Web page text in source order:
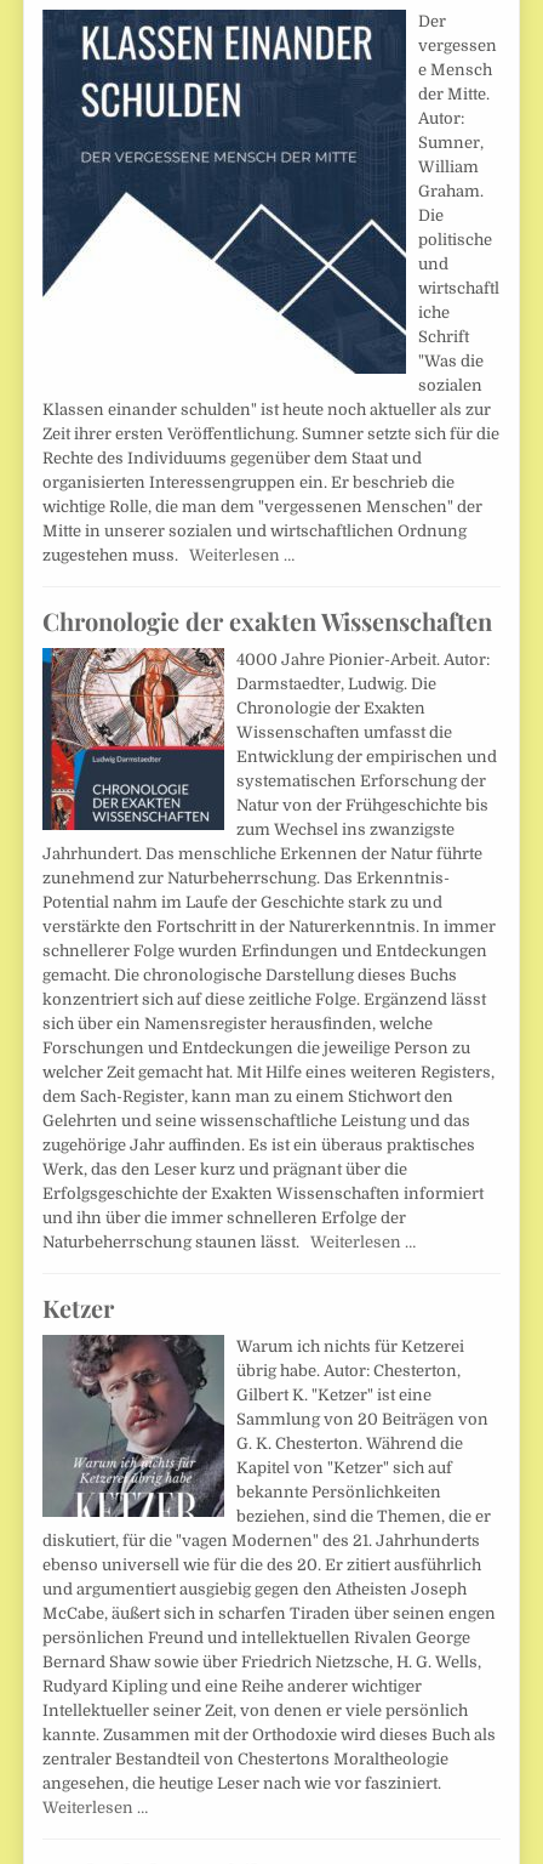
Der
vergessen
e Mensch
der Mitte.
Autor:
Sumner,
William
Graham.
Die
politische
und
wirtschaftl
iche
Schrift
"Was die
sozialen
Klassen einander schulden" ist heute noch aktueller als zur
Zeit ihrer ersten Veröffentlichung. Sumner setzte sich für die
Rechte des Individuums gegenüber dem Staat und
organisierten Interessengruppen ein. Er beschrieb die
wichtige Rolle, die man dem "vergessenen Menschen" der
Mitte in unserer sozialen und wirtschaftlichen Ordnung
zugestehen muss.Weiterlesen …
Chronologie der exakten Wissenschaften
4000 Jahre Pionier-Arbeit. Autor:
Darmstaedter, Ludwig. Die
Chronologie der Exakten
Wissenschaften umfasst die
Entwicklung der empirischen und
systematischen Erforschung der
Natur von der Frühgeschichte bis
zum Wechsel ins zwanzigste
Jahrhundert. Das menschliche Erkennen der Natur führte
zunehmend zur Naturbeherrschung. Das Erkenntnis-
Potential nahm im Laufe der Geschichte stark zu und
verstärkte den Fortschritt in der Naturerkenntnis. In immer
schnellerer Folge wurden Erfindungen und Entdeckungen
gemacht. Die chronologische Darstellung dieses Buchs
konzentriert sich auf diese zeitliche Folge. Ergänzend lässt
sich über ein Namensregister herausfinden, welche
Forschungen und Entdeckungen die jeweilige Person zu
welcher Zeit gemacht hat. Mit Hilfe eines weiteren Registers,
dem Sach-Register, kann man zu einem Stichwort den
Gelehrten und seine wissenschaftliche Leistung und das
zugehörige Jahr auffinden. Es ist ein überaus praktisches
Werk, das den Leser kurz und prägnant über die
Erfolgsgeschichte der Exakten Wissenschaften informiert
und ihn über die immer schnelleren Erfolge der
Naturbeherrschung staunen lässt.Weiterlesen …
Ketzer
Warum ich nichts für Ketzerei
übrig habe. Autor: Chesterton,
Gilbert K. "Ketzer" ist eine
Sammlung von 20 Beiträgen von
G. K. Chesterton. Während die
Kapitel von "Ketzer" sich auf
bekannte Persönlichkeiten
beziehen, sind die Themen, die er
diskutiert, für die "vagen Modernen" des 21. Jahrhunderts
ebenso universell wie für die des 20. Er zitiert ausführlich
und argumentiert ausgiebig gegen den Atheisten Joseph
McCabe, äußert sich in scharfen Tiraden über seinen engen
persönlichen Freund und intellektuellen Rivalen George
Bernard Shaw sowie über Friedrich Nietzsche, H. G. Wells,
Rudyard Kipling und eine Reihe anderer wichtiger
Intellektueller seiner Zeit, von denen er viele persönlich
kannte. Zusammen mit der Orthodoxie wird dieses Buch als
zentraler Bestandteil von Chestertons Moraltheologie
angesehen, die heutige Leser nach wie vor fasziniert.
Weiterlesen …